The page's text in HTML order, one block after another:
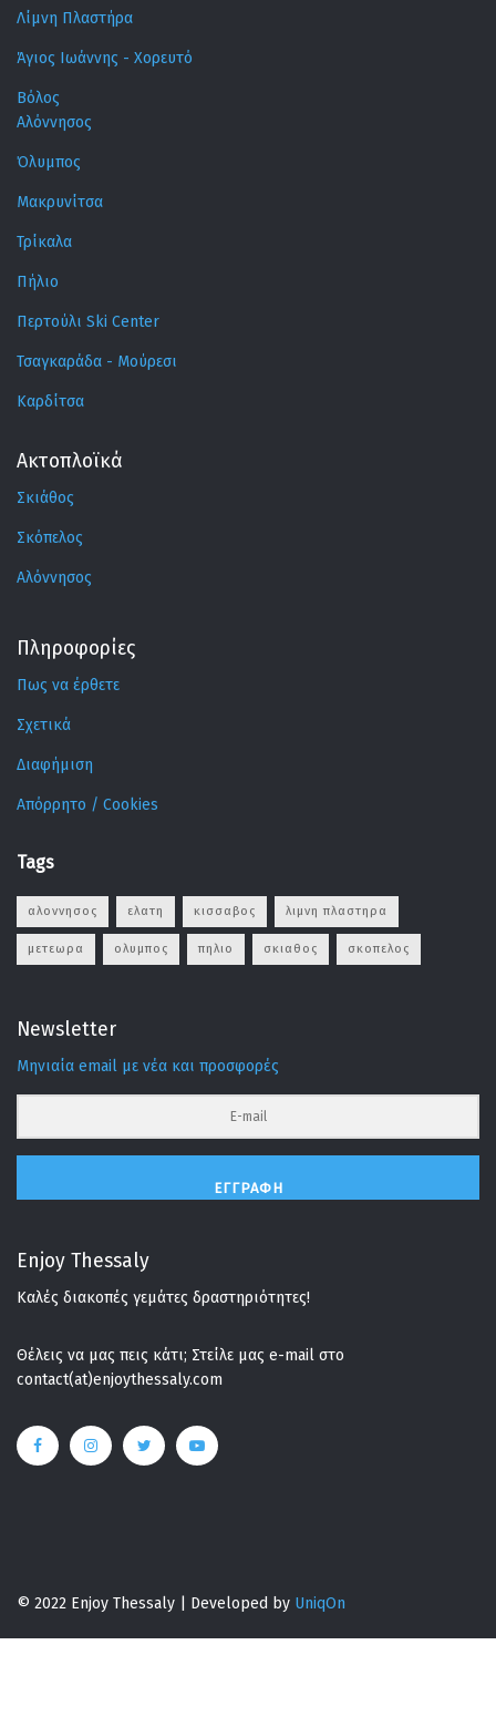
Λίμνη Πλαστήρα
Άγιος Ιωάννης - Χορευτό
Βόλος
Αλόννησος
Όλυμπος
Μακρυνίτσα
Τρίκαλα
Πήλιο
Περτούλι Ski Center
Τσαγκαράδα - Μούρεσι
Καρδίτσα
Ακτοπλοϊκά
Σκιάθος
Σκόπελος
Αλόννησος
Πληροφορίες
Πως να έρθετε
Σχετικά
Διαφήμιση
Απόρρητο / Cookies
Tags
αλοννησος ελατη κισσαβος λιμνη πλαστηρα
μετεωρα ολυμπος πηλιο σκιαθος σκοπελος
Newsletter
Μηνιαία email με νέα και προσφορές
ΕΓΓΡΑΦΉ
Enjoy Thessaly
Καλές διακοπές γεμάτες δραστηριότητες!
Θέλεις να μας πεις κάτι; Στείλε μας e-mail στο
contact(at)enjoythessaly.com
© 2022 Enjoy Thessaly | Developed by UniqOn